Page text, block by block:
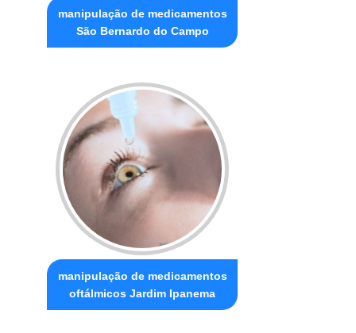
manipulação de medicamentos
São Bernardo do Campo
manipulação de medicamentos
oftálmicos Jardim Ipanema